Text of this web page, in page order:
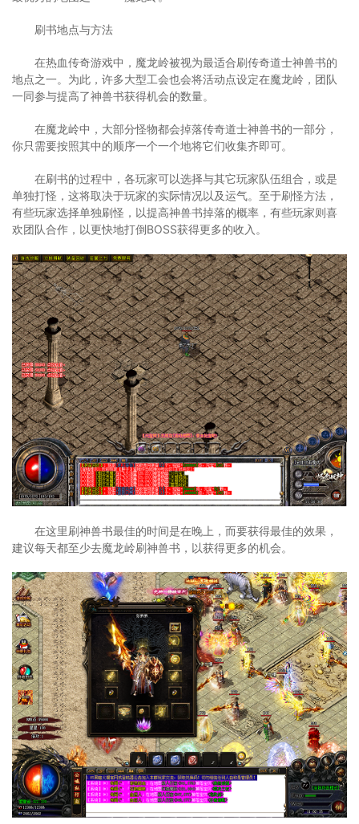
刷书地点与方法
在热血传奇游戏中，魔龙岭被视为最适合刷传奇道士神兽书的
地点之一。为此，许多大型工会也会将活动点设定在魔龙岭，团队
一同参与提高了神兽书获得机会的数量。
在魔龙岭中，大部分怪物都会掉落传奇道士神兽书的一部分，
你只需要按照其中的顺序一个一个地将它们收集齐即可。
在刷书的过程中，各玩家可以选择与其它玩家队伍组合，或是
单独打怪，这将取决于玩家的实际情况以及运气。至于刷怪方法，
有些玩家选择单独刷怪，以提高神兽书掉落的概率，有些玩家则喜
欢团队合作，以更快地打倒BOSS获得更多的收入。
在这里刷神兽书最佳的时间是在晚上，而要获得最佳的效果，
建议每天都至少去魔龙岭刷神兽书，以获得更多的机会。